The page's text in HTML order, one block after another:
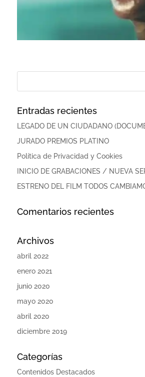
Entradas recientes
LEGADO DE UN CIUDADANO
JURADO PREMIOS PLATINO
Política de Privacidad y Cookies
INICIO DE GRABACIONES / NUEVA
ESTRENO DEL FILM TODOS
Comentarios recientes
Archivos
abril 2022
enero 2021
junio 2020
mayo 2020
abril 2020
diciembre 2019
Categorías
Contenidos Destacados